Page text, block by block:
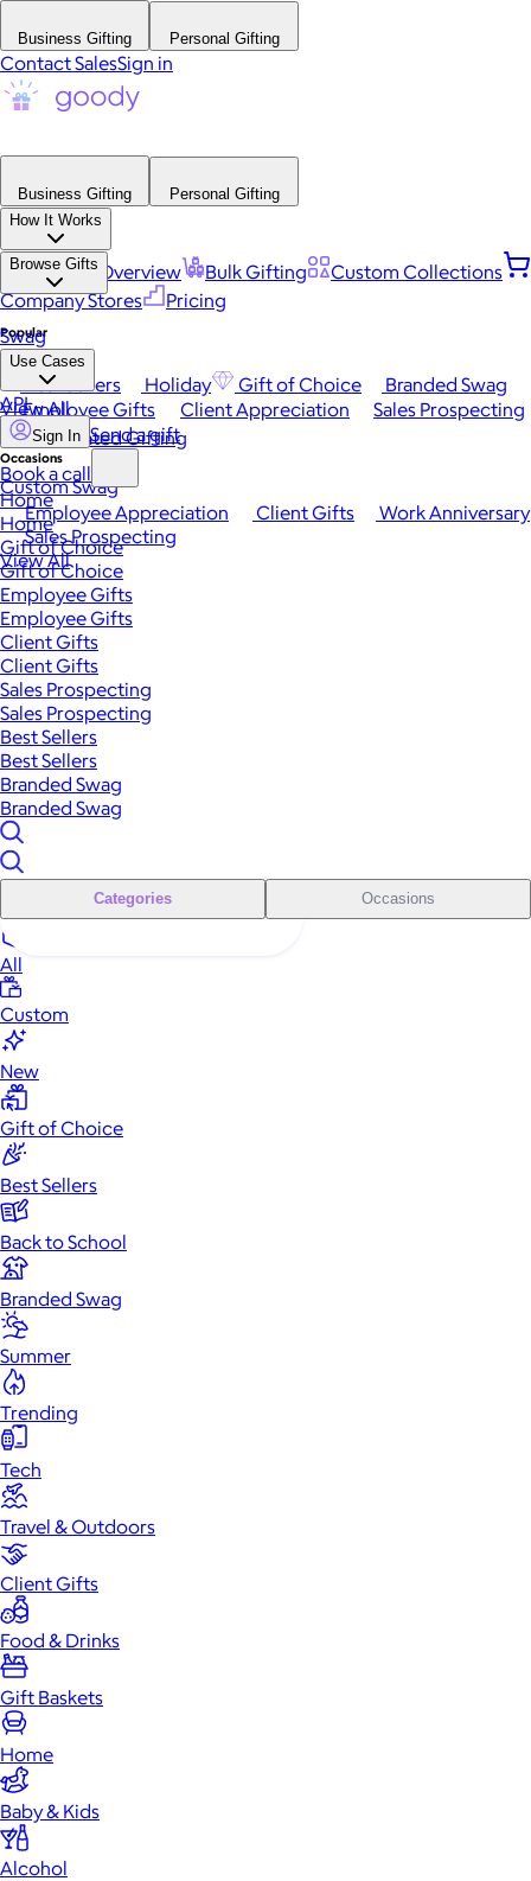
Business Gifting Personal Gifting
Contact SalesSign in
Business Gifting
Personal Gifting
How It Works
Platform Overview Bulk Gifting
Custom Collections
Company Stores
Pricing
Browse Gifts
Popular
Best Sellers Holiday Gift of Choice
Branded Swag
View All
Occasions
Employee Appreciation Client Gifts
Work Anniversary
Sales Prospecting
View All
Swag
Use Cases
Employee Gifts Client Appreciation
Sales Prospecting
Automated Gifting
Custom Swag
API
Sign In Send a gift
Book a call
Home
Home
Gift of Choice
Gift of Choice
Employee Gifts
Employee Gifts
Client Gifts
Client Gifts
Sales Prospecting
Sales Prospecting
Best Sellers
Best Sellers
Branded Swag
Branded Swag
Categories Occasions
All
Custom
New
Gift of Choice
Best Sellers
Back to School
Branded Swag
Summer
Trending
Tech
Travel & Outdoors
Client Gifts
Food & Drinks
Gift Baskets
Home
Baby & Kids
Alcohol